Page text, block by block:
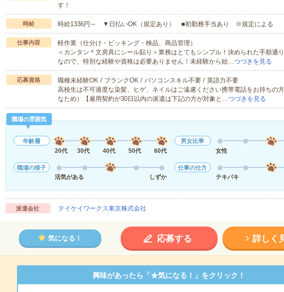
す！
時給 時給1336円～ ▼日払いOK（規定あり） ■初勤務手当あり ※規定による
仕事内容
軽作業（仕分け・ピッキング・検品、商品管理）
＜カンタン＊文房具にシール貼り＞業務はとてもシンプル！決められた手順通
なので、特別な経験や資格は必要ありません！未経験から始…つづきを見る
応募資格
職種未経験OK / ブランクOK / パソコンスキル不要 / 英語力不要
高校生は不可過度な染髪、ヒゲ、ネイルはご遠慮ください携帯電話をお持ちの
なため）【雇用契約が30日以内の派遣は下記の方が対象と…つづきを見る
職場の雰囲気
年齢層
20代
30代 40代 50代 60代
男女比率
女性
職場の様子
活気がある
しずか
仕事の仕方
テキパキ
派遣会社 テイケイワークス東京株式会社
気になる！ 応募する 詳しく
興味があったら「★気になる！」をクリック！